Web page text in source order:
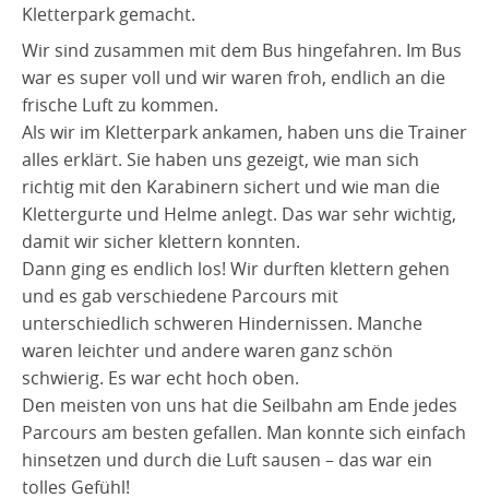
Einschulung der neuen Erstklässler
Aus dem Schulleben
Schuljahr 2026/2027
Schuljahr 2025/2026
Besuch im Kletterpark (4b und 4c)
Schulfest
Projektwoche zum Mittelalter
Die Stromkästen werden bunt
Lautern liest: Große lesen Kleinen vor
Was ich an mir mag?! Wettbewerb
Grundschulolympiade
Übernachtung in der Schule (4b und 4c)
Stadtmeisterschaft Fußball
Schuljahr 2024/2025
Besuch vom Eiswagen
Grundschulolympiade 2025
Kunstprojekt: Virtual Design trifft Kinderfantasie:
Aus mutigen Zeichnungen wurden digitale Wesen
Bundesjugendspiele
Fußballtunier der Grundschulen im Stadt- und
Landkreis
Wald-Ausflug der 4. Klassen zum Thema
Schuljahr 2023/2024
Projektwoche Zirkus
Alpaka-Wanderung der 3. Klassen
Abschluss-Ausflug in den Kletterpark der 4b und 4c
Lautern liest - Lesenacht der 2b und 2c
Welttag des Buches
Die 4b und 4c zu Besuch beim FCK-Spiel
Kehrwoche
Kletterpark gemacht.
Wir sind zusammen mit dem Bus hingefahren. Im Bus
war es super voll und wir waren froh, endlich an die
frische Luft zu kommen.
Als wir im Kletterpark ankamen, haben uns die Trainer
alles erklärt. Sie haben uns gezeigt, wie man sich
richtig mit den Karabinern sichert und wie man die
Klettergurte und Helme anlegt. Das war sehr wichtig,
damit wir sicher klettern konnten.
Dann ging es endlich los! Wir durften klettern gehen
und es gab verschiedene Parcours mit
unterschiedlich schweren Hindernissen. Manche
waren leichter und andere waren ganz schön
schwierig. Es war echt hoch oben.
Den meisten von uns hat die Seilbahn am Ende jedes
Parcours am besten gefallen. Man konnte sich einfach
hinsetzen und durch die Luft sausen – das war ein
tolles Gefühl!